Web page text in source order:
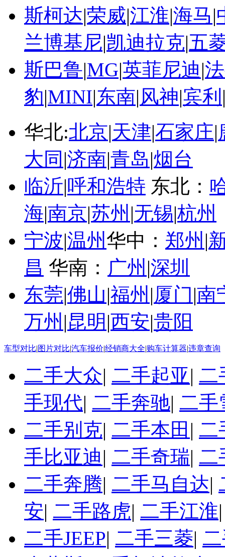
斯柯达|荣威|江淮|海马|
兰博基尼|凯迪拉克|五
斯巴鲁|MG|英菲尼迪|
豹|MINI|东南|风神|宾利
华北:北京|天津|石家庄|
大同 |济南|青岛|烟台
临沂|呼和浩特 东北：
海|南京|苏州 |无锡|杭州
宁波|温州华中： 郑州 |
昌 华南： 广州 |深圳
东莞|佛山|福州 |厦门|南
万州 |昆明 |西安|贵阳
车型对比|图片对比|汽车报价|经销商大全|购车计算器|违章查询
二手大众| 二手起亚| 二
手现代| 二手奔驰| 二手
二手别克| 二手本田 | 二
手比亚迪| 二手奇瑞| 二
二手奔腾| 二手马自达|
安| 二手路虎| 二手江淮
二手JEEP| 二手三菱|